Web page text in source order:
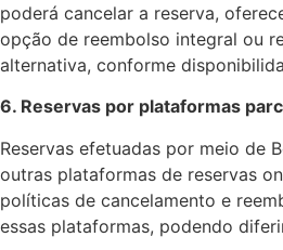
poderá cancelar a reserva,
opção de reembolso integral ou
alternativa, conforme
6. Reservas por plataformas
Reservas efetuadas por meio de
outras plataformas de reservas
políticas de cancelamento e
essas plataformas, podendo